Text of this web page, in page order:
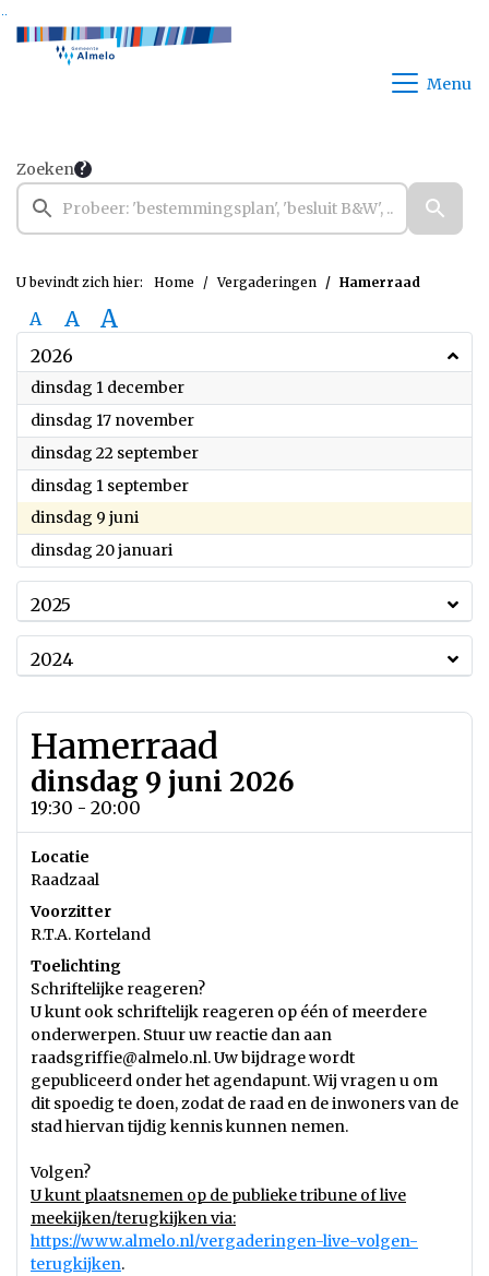
Ga naar de inhoud van deze pagina
Ga naar het zoeken
Ga naar het menu
Menu
Zoeken
U bevindt zich hier: Home Vergaderingen Hamerraad
A A A
2026
dinsdag 1 december2026
dinsdag 17 november2026
dinsdag 22 september2026
dinsdag 1 september2026
dinsdag 9 juni
dinsdag 20 januari
2025
2024
Hamerraad
dinsdag 9 juni 2026
19:30 - 20:00
Locatie
Raadzaal
Voorzitter
R.T.A. Korteland
Toelichting
Schriftelijke reageren?
U kunt ook schriftelijk reageren op één of meerdere
onderwerpen. Stuur uw reactie dan aan
raadsgriffie@almelo.nl. Uw bijdrage wordt
gepubliceerd onder het agendapunt. Wij vragen u om
dit spoedig te doen, zodat de raad en de inwoners van de
stad hiervan tijdig kennis kunnen nemen.
Volgen?
U kunt plaatsnemen op de publieke tribune of live
meekijken/terugkijken via:
https://www.almelo.nl/vergaderingen-live-volgen-
terugkijken.